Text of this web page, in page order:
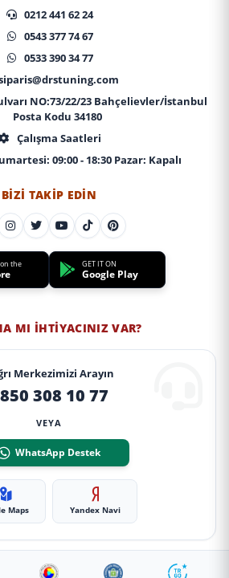
0212 441 62 24
0543 377 74 67
0533 390 34 77
NO:73/22/23 Bahçelievler/İstanbul
Posta Kodu 34180
Çalışma Saatleri
09:00 - 18:30 Pazar: Kapalı
BIZI TAKIP EDIN
the GET IT ON
Google Play
MI İHTIYACINIZ VAR?
Merkezimizi Arayın
308 10 77
VEYA
WhatsApp Destek
Maps Yandex Navi